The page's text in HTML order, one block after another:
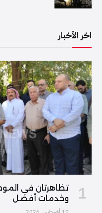
اخر الأخبار
تظاهرتان في
وخدمات أفضل